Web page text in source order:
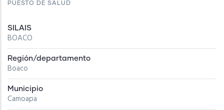
PUESTO DE SALUD
SILAIS
BOACO
Región/departamento
Boaco
Municipio
Camoapa